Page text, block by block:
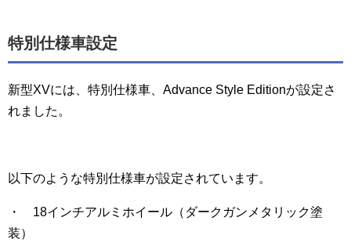
特別仕様車設定
新型XVには、特別仕様車、Advance Style Editionが設定さ
れました。
以下のような特別仕様車が設定されています。
・ 18インチアルミホイール（ダークガンメタリック塗
装）